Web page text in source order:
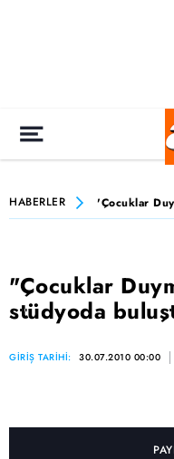
HABERLER 'Çocuklar
"Çocuklar
stüdyoda
GİRİŞ TARİHİ: 30.07.2010 00:00